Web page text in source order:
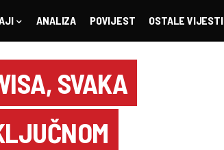
ANALIZA POVIJEST OSTALE VIJESTI
SVAKA